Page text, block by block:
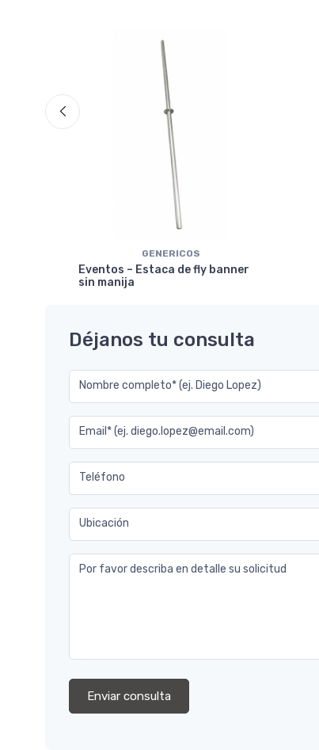
GENERICOS
Eventos – Estaca de fly banner
sin manija
Déjanos tu consulta
Nombre completo* (ej. Diego Lopez)
Email* (ej. diego.lopez@email.com)
Teléfono
Ubicación
Por favor describa en detalle su solicitud
Enviar consulta